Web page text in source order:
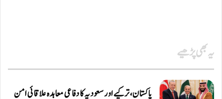
یہ بھی پڑھیے
پاکستان، ترکیے اور سعودیہ کا دفاعی معاہدہ علاقائی امن